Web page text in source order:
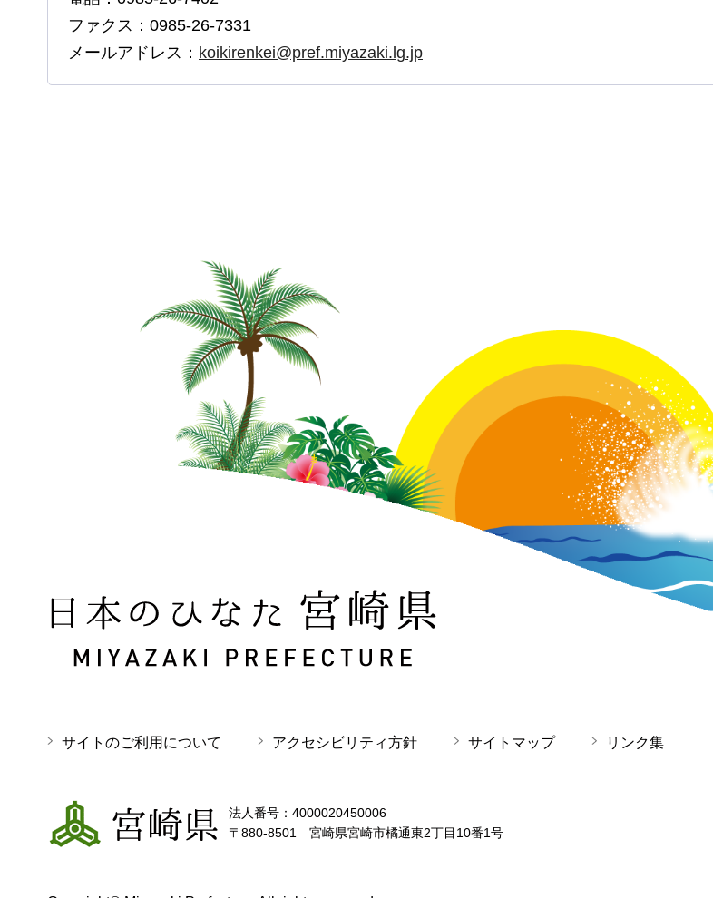
ファクス：0985-26-7331
メールアドレス： koikirenkei@pref.miyazaki.lg.jp
日本のひなた 宮崎県 MIYAZAKI PREFECTURE
サイトのご利用について アクセシビリティ方針 サイトマップ リンク集
宮崎県
法人番号：4000020450006
〒880-8501 宮崎県宮崎市橘通東2丁目10番1号